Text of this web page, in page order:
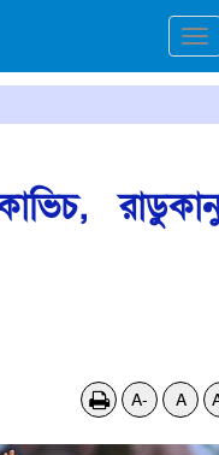
A- A